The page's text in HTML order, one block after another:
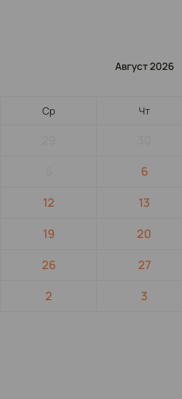
Август 2026
Ср Чт
6
12 13
19 20
26 27
2 3